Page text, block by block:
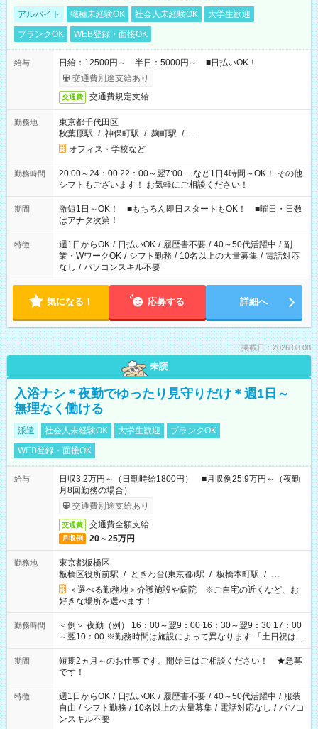
アルバイト 職種未経験OK 社会人未経験OK
大学生歓迎
ブランクOK
WEB登録・面接OK
給与
日給：12500円～ 半日：5000円～ ■日払いOK！
交通費別途支給あり
交通費 交通費規定支給
勤務地
東京都千代田区
秋葉原駅 / 神保町駅 / 麹町駅 / …
オフィス・学校など
勤務時間
20:00～24：00 22：00～翌7:00 …など1日4時間～OK！ その他
シフトもございます！ お気軽にご相談ください！
期間
激短1日～OK！ ■もちろん即日スタートもOK！ ■曜日・日数
はアナタ次第！
特徴 週1日からOK / 日払いOK / 履歴書不要 / 40～50代活躍中 / 副
業・WワークOK / シフト勤務 / 10名以上の大量募集 / 電話対応
なし / パソコンスキル不要
気になる！ 応募する 詳細へ
掲載日：2026.08.08
未読
入浴ナシ＊夜勤でゆったり見守りだけ＊週1日～
無理なく働ける
派遣 社会人未経験OK 大学生歓迎
ブランクOK
WEB登録・面接OK
給与
日収3.2万円～（日勤時給1800円） ■月収例25.9万円～（夜勤
月8回勤務の場合）
交通費別途支給あり
交通費 交通費全額支給
月収例 20～25万円
勤務地
東京都板橋区
板橋区役所前駅 / ときわ台(東京都)駅 / 板橋本町駅 / …
＜選べる勤務地＞介護施設や病院 ※ご自宅の近くなど、お
好きな場所を選べます！
勤務時間
＜例＞ 夜勤（例） 16：00～翌9：00 16：30～翌9：30 17：00
～翌10：00 ※勤務時間は施設によって異なります 「土日祝は休
みたい」 「しっかり稼ぎたい」 「もう少し遅い時間から始めた
い」など ご希望にあったお仕事をご案内いたします。 ※未経験
の方の場合は1～2ヶ月間は日中での仕事を経験いただき、 お
仕事に慣れてからの夜勤になります。 ★家庭の都合でお休みが
必要な場合も遠慮なくご相談ください。
期間
短期2ヵ月～のお仕事です。開始日はご相談ください！ ★急募
です！
特徴 週1日からOK / 日払いOK / 履歴書不要 / 40～50代活躍中 / 服装
自由 / シフト勤務 / 10名以上の大量募集 / 電話対応なし / パソコ
ンスキル不要